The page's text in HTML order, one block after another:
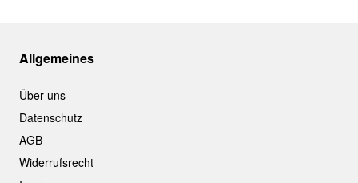
Allgemeines
Über uns
Datenschutz
AGB
Widerrufsrecht